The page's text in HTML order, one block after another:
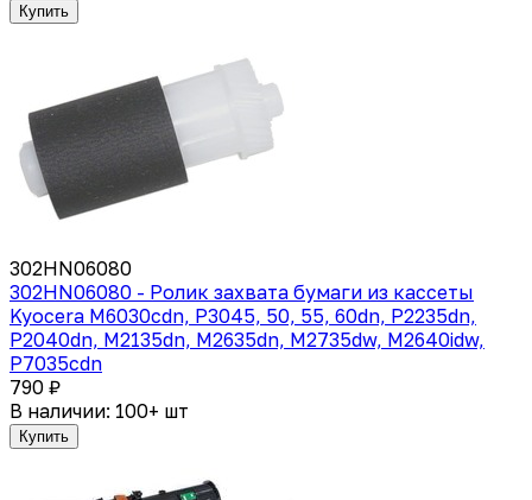
Купить
302HN06080
302HN06080 - Ролик захвата бумаги из кассеты
Kyocera M6030cdn, P3045, 50, 55, 60dn, P2235dn,
P2040dn, M2135dn, M2635dn, M2735dw, M2640idw,
P7035cdn
790 ₽
В наличии: 100+ шт
Купить